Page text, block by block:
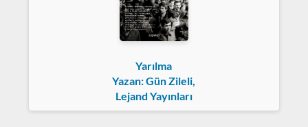
Yarılma
Yazan: Gün Zileli,
Lejand Yayınları